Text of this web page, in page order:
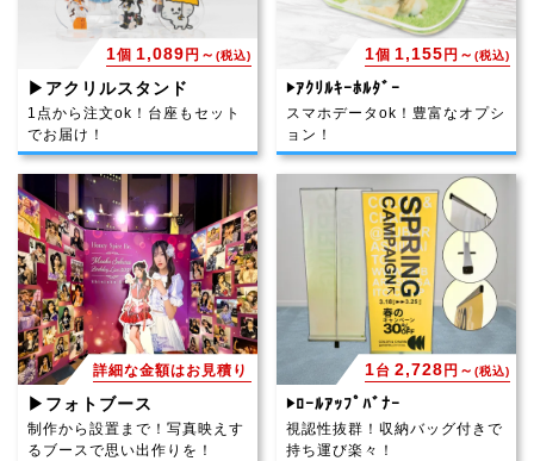
▶アクリルスタンド
1点から注文ok！台座もセット
でお届け！
1個 1,089 円～ (税込)
▶ｱｸﾘﾙｷｰﾎﾙﾀﾞｰ
スマホデータok！豊富なオプシ
ョン！
1個 1,155 円～ (税込)
▶フォトブース
制作から設置まで！写真映えす
るブースで思い出作りを！
詳細な金額はお見積り
▶ﾛｰﾙｱｯﾌﾟﾊﾞﾅｰ
視認性抜群！収納バッグ付きで
持ち運び楽々！
1台 2,728 円～ (税込)